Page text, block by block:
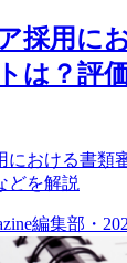
採用に
は？評
における書類
どを解説
編集部 ・